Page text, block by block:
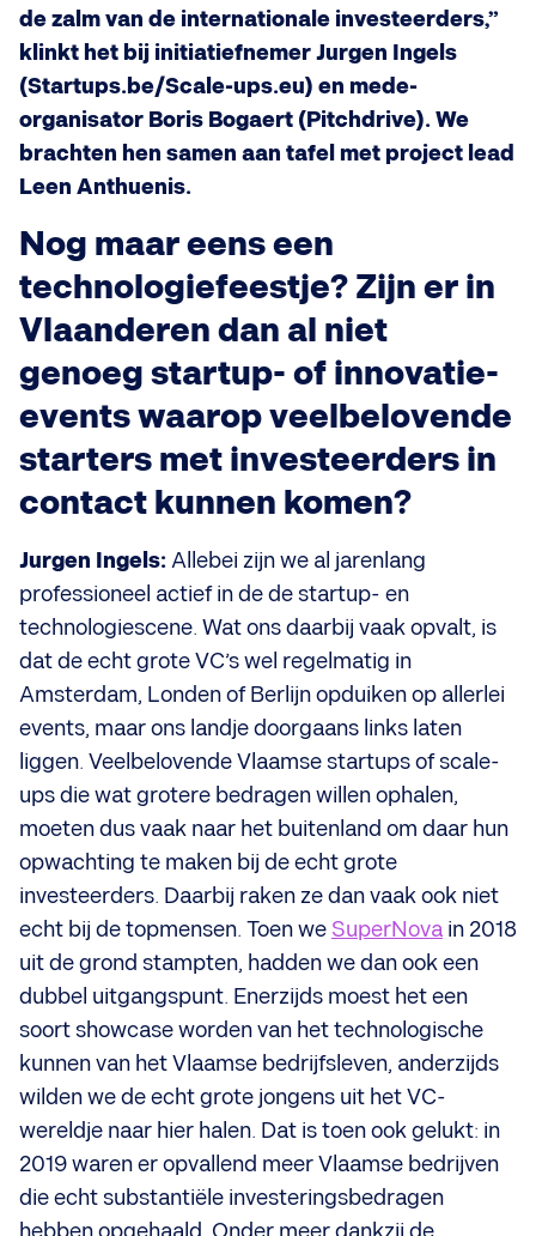
de zalm van de internationale investeerders,”
klinkt het bij initiatiefnemer Jurgen Ingels
(Startups.be/Scale-ups.eu) en mede-
organisator Boris Bogaert (Pitchdrive). We
brachten hen samen aan tafel met project lead
Leen Anthuenis.
Nog maar eens een
technologiefeestje? Zijn er in
Vlaanderen dan al niet
genoeg startup- of innovatie-
events waarop veelbelovende
starters met investeerders in
contact kunnen komen?
Jurgen Ingels: Allebei zijn we al jarenlang
professioneel actief in de de startup- en
technologiescene. Wat ons daarbij vaak opvalt, is
dat de echt grote VC’s wel regelmatig in
Amsterdam, Londen of Berlijn opduiken op allerlei
events, maar ons landje doorgaans links laten
liggen. Veelbelovende Vlaamse startups of scale-
ups die wat grotere bedragen willen ophalen,
moeten dus vaak naar het buitenland om daar hun
opwachting te maken bij de echt grote
investeerders. Daarbij raken ze dan vaak ook niet
echt bij de topmensen. Toen we SuperNova in 2018
uit de grond stampten, hadden we dan ook een
dubbel uitgangspunt. Enerzijds moest het een
soort showcase worden van het technologische
kunnen van het Vlaamse bedrijfsleven, anderzijds
wilden we de echt grote jongens uit het VC-
wereldje naar hier halen. Dat is toen ook gelukt: in
2019 waren er opvallend meer Vlaamse bedrijven
die echt substantiële investeringsbedragen